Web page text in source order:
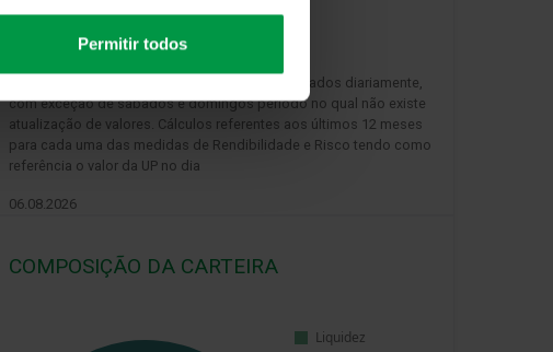
Permitir todos
O valor das UPs ao dia de referência são atualizados diariamente,
com exceção de sábados e domingos período no qual não existe
atualização de valores. Cálculos referentes aos últimos 12 meses
para cada uma das medidas de Rendibilidade e Risco tendo como
referência o valor da UP no dia
06.08.2026
COMPOSIÇÃO DA CARTEIRA